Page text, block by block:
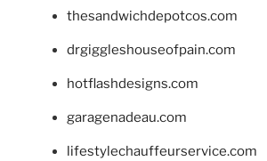
thesandwichdepotcos.com
drgiggleshouseofpain.com
hotflashdesigns.com
garagenadeau.com
lifestylechauffeurservice.com